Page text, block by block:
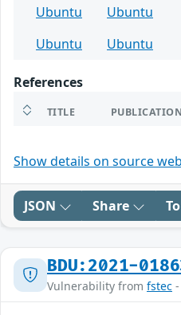
Ubuntu
Ubuntu
Ubuntu
Ubuntu
References
TITLE
Show details on source
JSON Share
BDU:2021-
Vulnerability from fstec